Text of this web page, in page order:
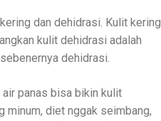
dan dehidrasi. Kulit kering
kulit dehidrasi adalah
dehidrasi.
air panas bisa bikin kulit
minum, diet nggak seimbang,